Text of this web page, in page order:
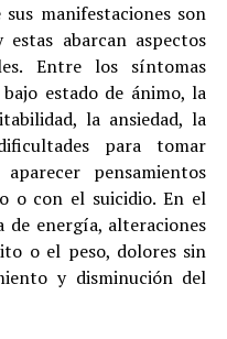
manifestaciones son
abarcan aspectos
Entre los síntomas
estado de ánimo, la
la ansiedad, la
para tomar
pensamientos
o con el suicidio. En el
energía, alteraciones
o el peso, dolores sin
y disminución del